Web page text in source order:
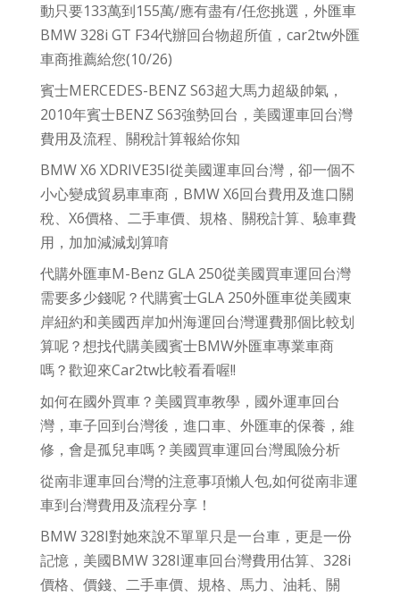
動只要133萬到155萬/應有盡有/任您挑選，外匯車
BMW 328i GT F34代辦回台物超所值，car2tw外匯
車商推薦給您(10/26)
賓士MERCEDES-BENZ S63超大馬力超級帥氣，
2010年賓士BENZ S63強勢回台，美國運車回台灣
費用及流程、關稅計算報給你知
BMW X6 XDRIVE35I從美國運車回台灣，卻一個不
小心變成貿易車車商，BMW X6回台費用及進口關
稅、X6價格、二手車價、規格、關稅計算、驗車費
用，加加減減划算唷
代購外匯車M-Benz GLA 250從美國買車運回台灣
需要多少錢呢？代購賓士GLA 250外匯車從美國東
岸紐約和美國西岸加州海運回台灣運費那個比較划
算呢？想找代購美國賓士BMW外匯車專業車商
嗎？歡迎來Car2tw比較看看喔!!
如何在國外買車？美國買車教學，國外運車回台
灣，車子回到台灣後，進口車、外匯車的保養，維
修，會是孤兒車嗎？美國買車運回台灣風險分析
從南非運車回台灣的注意事項懶人包,如何從南非運
車到台灣費用及流程分享！
BMW 328I對她來說不單單只是一台車，更是一份
記憶，美國BMW 328I運車回台灣費用估算、328i
價格、價錢、二手車價、規格、馬力、油耗、關